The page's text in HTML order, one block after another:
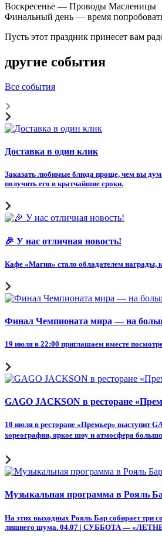
Воскресенье — Проводы Масленицы
Финальный день — время
Пусть этот праздник принесет вам
другие события
Все события
Доставка в один клик
Заказать любимые блюда проще, чем вы
получить его в кратчайшие сроки.
🎉 У нас отличная новость!
Кафе «Магия» стало обладателем награды,
Финал Чемпионата мира — на
19 июля в 22:00 приглашаем вместе
GAGO JACKSON в ресторане
10 июля в ресторане «Премьер» выступит
хореография, яркое шоу и атмосфера
Музыкальная программа в Рояль
На этих выходных Рояль Бар собирает три
лишнего шума. 04.07 | СУББОТА —